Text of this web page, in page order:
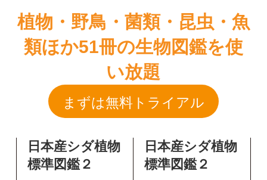
日本産シダ植物
標準図鑑２
掲載ページ：251
日本産シダ植物
標準図鑑２
出版社：学研プラス
出版年：2017
掲載ページ：440ペ